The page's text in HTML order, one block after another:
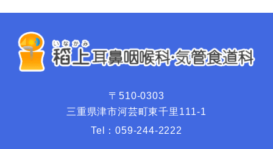
〒510-0303
三重県津市河芸町東千里111-1
Tel：059-244-2222